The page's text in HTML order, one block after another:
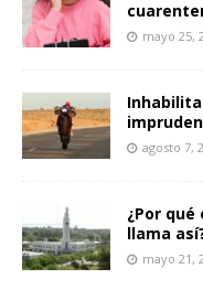
mayo 25,
agosto 7,
¿Por
llama
mayo 21,